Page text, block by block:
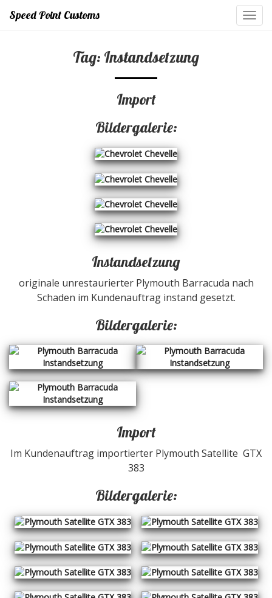
Speed Point Customs
Tag: Instandsetzung
Import
Bildergalerie:
Instandsetzung
originale unrestaurierter Plymouth Barracuda nach
Schaden im Kundenauftrag instand gesetzt.
Bildergalerie:
Import
Im Kundenauftrag importierter Plymouth Satellite GTX
383
Bildergalerie: